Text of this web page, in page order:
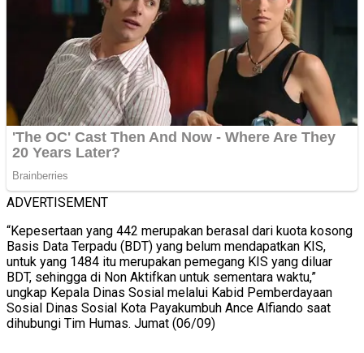
ADVERTISEMENT
“Kepesertaan yang 442 merupakan berasal dari kuota kosong
Basis Data Terpadu (BDT) yang belum mendapatkan KIS,
untuk yang 1484 itu merupakan pemegang KIS yang diluar
BDT, sehingga di Non Aktifkan untuk sementara waktu,”
ungkap Kepala Dinas Sosial melalui Kabid Pemberdayaan
Sosial Dinas Sosial Kota Payakumbuh Ance Alfiando saat
dihubungi Tim Humas. Jumat (06/09)